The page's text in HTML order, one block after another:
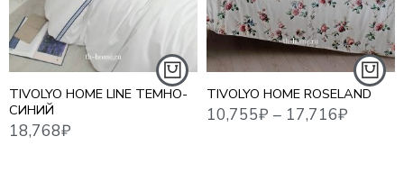
TIVOLYO HOME LINE ТЕМНО-
СИНИЙ
ЕВРО
TIVOLYO HOME ROSELAND
ЕВРО СТАНДАРТ
СЕМЕЙНЫЙ